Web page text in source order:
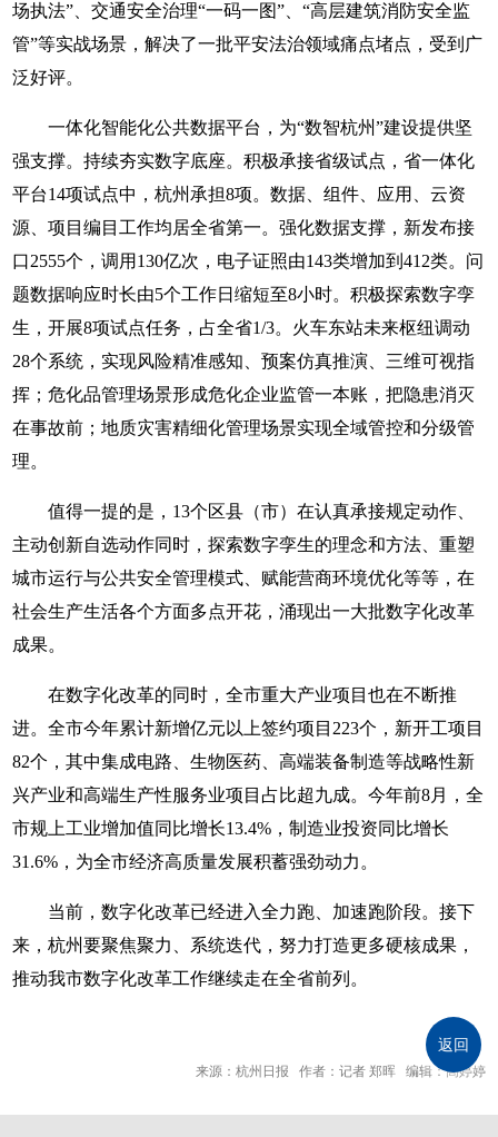
返回
场执法”、交通安全治理“一码一图”、“高层建筑消防安全监
管”等实战场景，解决了一批平安法治领域痛点堵点，受到广
泛好评。
一体化智能化公共数据平台，为“数智杭州”建设提供坚
强支撑。持续夯实数字底座。积极承接省级试点，省一体化
平台14项试点中，杭州承担8项。数据、组件、应用、云资
源、项目编目工作均居全省第一。强化数据支撑，新发布接
口2555个，调用130亿次，电子证照由143类增加到412类。问
题数据响应时长由5个工作日缩短至8小时。积极探索数字孪
生，开展8项试点任务，占全省1/3。火车东站未来枢纽调动
28个系统，实现风险精准感知、预案仿真推演、三维可视指
挥；危化品管理场景形成危化企业监管一本账，把隐患消灭
在事故前；地质灾害精细化管理场景实现全域管控和分级管
理。
值得一提的是，13个区县（市）在认真承接规定动作、
主动创新自选动作同时，探索数字孪生的理念和方法、重塑
城市运行与公共安全管理模式、赋能营商环境优化等等，在
社会生产生活各个方面多点开花，涌现出一大批数字化改革
成果。
在数字化改革的同时，全市重大产业项目也在不断推
进。全市今年累计新增亿元以上签约项目223个，新开工项目
82个，其中集成电路、生物医药、高端装备制造等战略性新
兴产业和高端生产性服务业项目占比超九成。今年前8月，全
市规上工业增加值同比增长13.4%，制造业投资同比增长
31.6%，为全市经济高质量发展积蓄强劲动力。
当前，数字化改革已经进入全力跑、加速跑阶段。接下
来，杭州要聚焦聚力、系统迭代，努力打造更多硬核成果，
推动我市数字化改革工作继续走在全省前列。
来源：杭州日报 作者：记者 郑晖 编辑：高婷婷